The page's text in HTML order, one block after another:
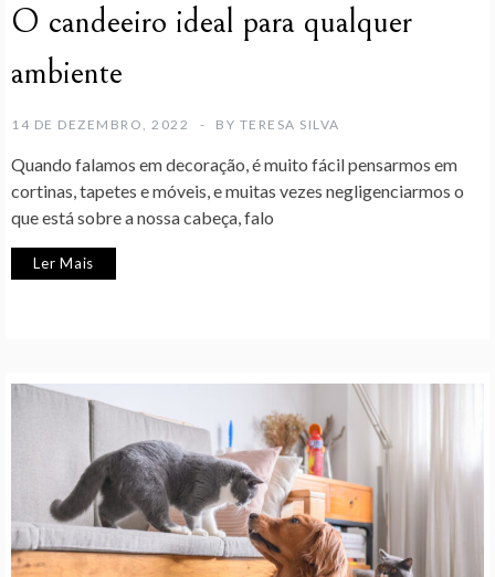
O candeeiro ideal para qualquer
ambiente
14 DE DEZEMBRO, 2022 BY TERESA SILVA
Quando falamos em decoração, é muito fácil pensarmos em
cortinas, tapetes e móveis, e muitas vezes negligenciarmos o
que está sobre a nossa cabeça, falo
Ler Mais